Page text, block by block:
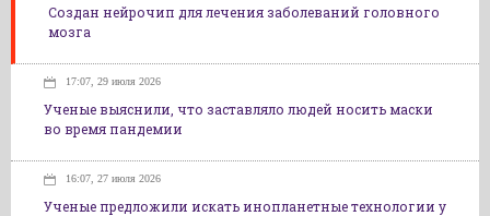
Создан нейрочип для лечения заболеваний головного
мозга
17:07, 29 июля 2026
Ученые выяснили, что заставляло людей носить маски
во время пандемии
16:07, 27 июля 2026
Ученые предложили искать инопланетные технологии у